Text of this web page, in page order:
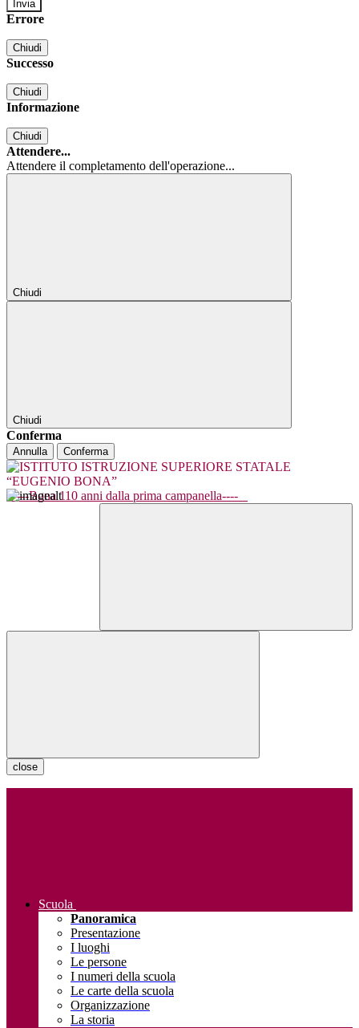
Errore
Chiudi
Successo
Chiudi
Informazione
Chiudi
Attendere...
Attendere il completamento dell'operazione...
Chiudi
Chiudi
Conferma
Annulla Conferma
----Bona 110 anni dalla prima campanella----
close
Scuola
Panoramica
Presentazione
I luoghi
Le persone
I numeri della scuola
Le carte della scuola
Organizzazione
La storia